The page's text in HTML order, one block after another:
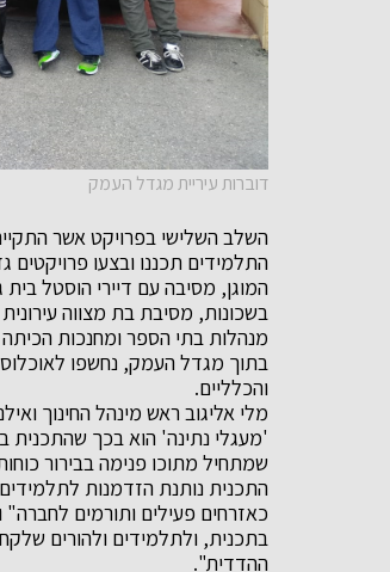
דוברות עיריית מגדל העמק
השלב השלישי בפרויקט אשר
התלמידים תכננו ובצעו פרויקטים
המוגן, מסיבה עם דיירי הוסטל
בשכונות, מסיבת בת מצווה
מנהלות בתי הספר ומחנכות הכיתה
בתוך מגדל העמק, נחשפו
והכלליים.
מלי אליגוב ראש מינהל החינוך
'מעגלי נתינה' הוא בכך שהתכנית
שמתחיל מתוכו פנימה בבירור
התכנית נותנת הזדמנות
כאזרחים פעילים ותורמים
בתכנית, ולתלמידים ולהורים
ההדדית".